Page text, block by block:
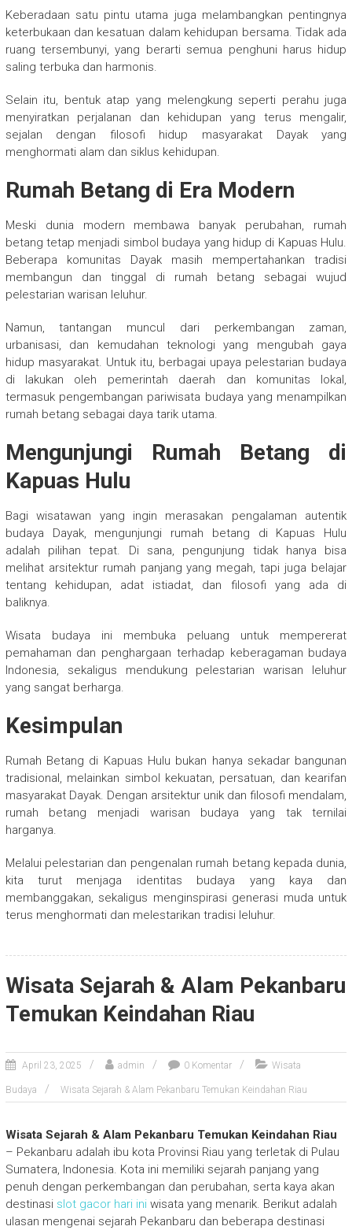
Keberadaan satu pintu utama juga melambangkan pentingnya
keterbukaan dan kesatuan dalam kehidupan bersama. Tidak ada
ruang tersembunyi, yang berarti semua penghuni harus hidup
saling terbuka dan harmonis.
Selain itu, bentuk atap yang melengkung seperti perahu juga
menyiratkan perjalanan dan kehidupan yang terus mengalir,
sejalan dengan filosofi hidup masyarakat Dayak yang
menghormati alam dan siklus kehidupan.
Rumah Betang di Era Modern
Meski dunia modern membawa banyak perubahan, rumah
betang tetap menjadi simbol budaya yang hidup di Kapuas Hulu.
Beberapa komunitas Dayak masih mempertahankan tradisi
membangun dan tinggal di rumah betang sebagai wujud
pelestarian warisan leluhur.
Namun, tantangan muncul dari perkembangan zaman,
urbanisasi, dan kemudahan teknologi yang mengubah gaya
hidup masyarakat. Untuk itu, berbagai upaya pelestarian budaya
di lakukan oleh pemerintah daerah dan komunitas lokal,
termasuk pengembangan pariwisata budaya yang menampilkan
rumah betang sebagai daya tarik utama.
Mengunjungi Rumah Betang di
Kapuas Hulu
Bagi wisatawan yang ingin merasakan pengalaman autentik
budaya Dayak, mengunjungi rumah betang di Kapuas Hulu
adalah pilihan tepat. Di sana, pengunjung tidak hanya bisa
melihat arsitektur rumah panjang yang megah, tapi juga belajar
tentang kehidupan, adat istiadat, dan filosofi yang ada di
baliknya.
Wisata budaya ini membuka peluang untuk mempererat
pemahaman dan penghargaan terhadap keberagaman budaya
Indonesia, sekaligus mendukung pelestarian warisan leluhur
yang sangat berharga.
Kesimpulan
Rumah Betang di Kapuas Hulu bukan hanya sekadar bangunan
tradisional, melainkan simbol kekuatan, persatuan, dan kearifan
masyarakat Dayak. Dengan arsitektur unik dan filosofi mendalam,
rumah betang menjadi warisan budaya yang tak ternilai
harganya.
Melalui pelestarian dan pengenalan rumah betang kepada dunia,
kita turut menjaga identitas budaya yang kaya dan
membanggakan, sekaligus menginspirasi generasi muda untuk
terus menghormati dan melestarikan tradisi leluhur.
Wisata Sejarah & Alam Pekanbaru
Temukan Keindahan Riau
April 23, 2025 admin 0 Komentar Wisata
Budaya Wisata Sejarah & Alam Pekanbaru Temukan Keindahan Riau
Wisata Sejarah & Alam Pekanbaru Temukan Keindahan Riau
– Pekanbaru adalah ibu kota Provinsi Riau yang terletak di Pulau
Sumatera, Indonesia. Kota ini memiliki sejarah panjang yang
penuh dengan perkembangan dan perubahan, serta kaya akan
destinasi slot gacor hari iniwisata yang menarik. Berikut adalah
ulasan mengenai sejarah Pekanbaru dan beberapa destinasi